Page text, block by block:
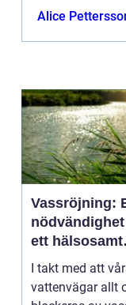
din egendom,
Alice
Vassröjning:
ett hälsosamt
vattenlandskap
I takt med att
vattenvägar allt